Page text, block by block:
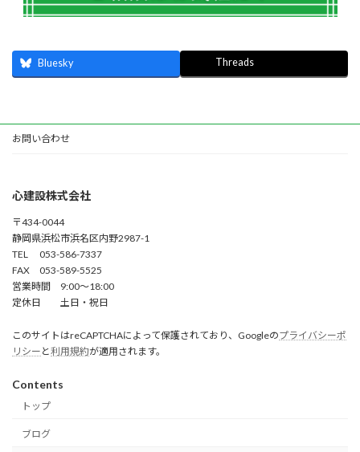
Bluesky Threads
お問い合わせ
心建設株式会社
〒434-0044
静岡県浜松市浜名区内野2987-1
TEL 053-586-7337
FAX 053-589-5525
営業時間 9:00～18:00
定休日 土日・祝日
このサイトはreCAPTCHAによって保護されており、Googleのプライバシーポ
リシー と利用規約が適用されます。
Contents
トップ
ブログ